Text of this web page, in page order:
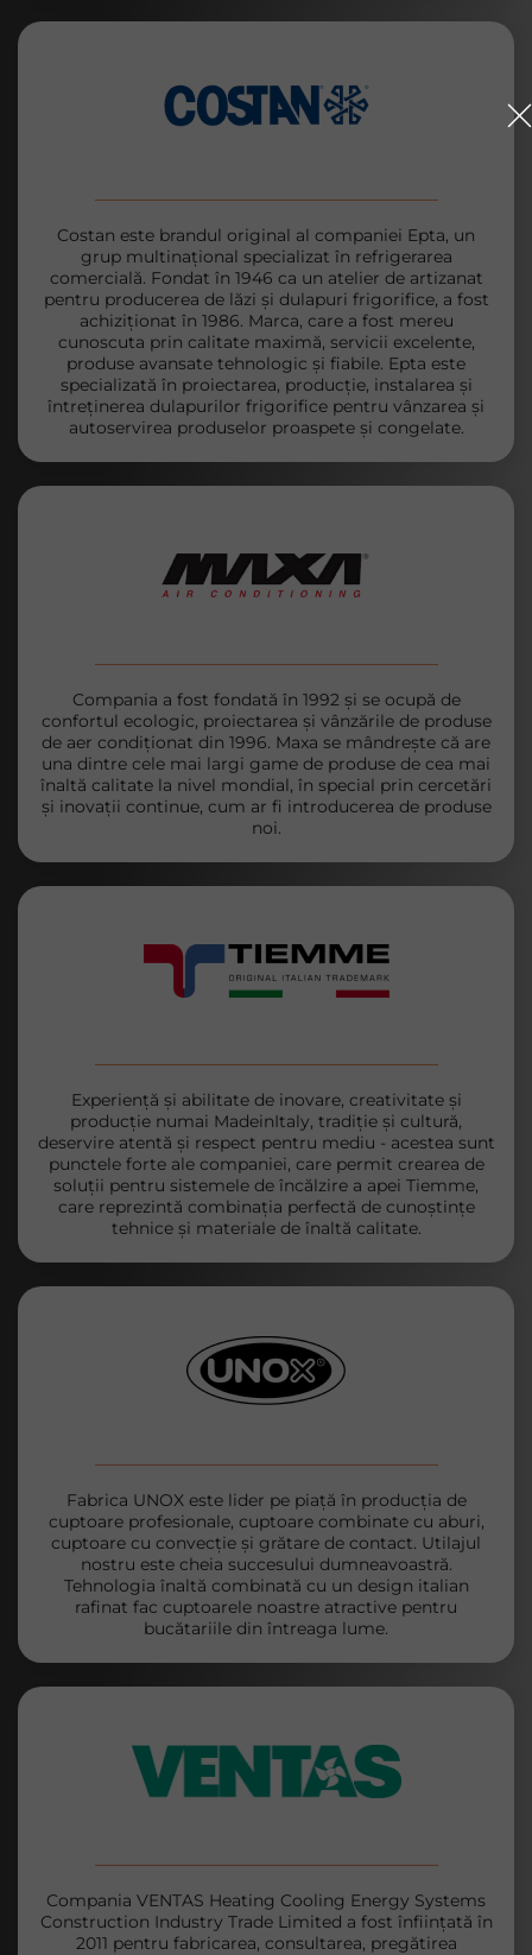
Costan este brandul original al companiei Epta, un
grup multinațional specializat în refrigerarea
comercială. Fondat în 1946 ca un atelier de artizanat
pentru producerea de lăzi și dulapuri frigorifice, a fost
achiziționat în 1986. Marca, care a fost mereu
cunoscuta prin calitate maximă, servicii excelente,
produse avansate tehnologic și fiabile. Epta este
specializată în proiectarea, producție, instalarea și
întreținerea dulapurilor frigorifice pentru vânzarea și
autoservirea produselor proaspete și congelate.
Compania a fost fondată în 1992 și se ocupă de
confortul ecologic, proiectarea și vânzările de produse
de aer condiționat din 1996. Maxa se mândrește că are
una dintre cele mai largi game de produse de cea mai
înaltă calitate la nivel mondial, în special prin cercetări
și inovații continue, cum ar fi introducerea de produse
noi.
Experiență și abilitate de inovare, creativitate și
producție numai MadeinItaly, tradiție și cultură,
deservire atentă și respect pentru mediu - acestea sunt
punctele forte ale companiei, care permit crearea de
soluții pentru sistemele de încălzire a apei Tiemme,
care reprezintă combinația perfectă de cunoștințe
tehnice și materiale de înaltă calitate.
Fabrica UNOX este lider pe piață în producția de
cuptoare profesionale, cuptoare combinate cu aburi,
cuptoare cu convecție și grătare de contact. Utilajul
nostru este cheia succesului dumneavoastră.
Tehnologia înaltă combinată cu un design italian
rafinat fac cuptoarele noastre atractive pentru
bucătariile din întreaga lume.
Compania VENTAS Heating Cooling Energy Systems
Construction Industry Trade Limited a fost înființată în
2011 pentru fabricarea, consultarea, pregătirea